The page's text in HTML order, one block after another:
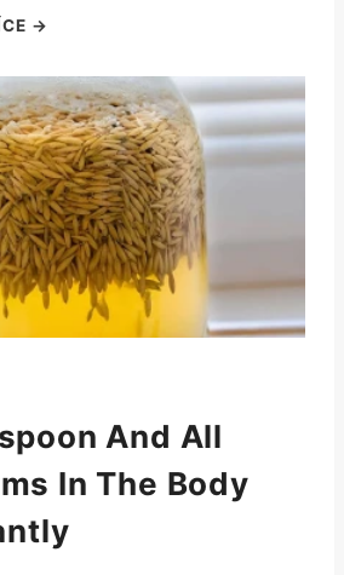
And All
In The Body